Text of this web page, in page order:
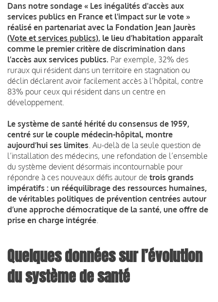
Dans notre sondage « Les inégalités d'accès aux
services publics en France et l'impact sur le vote »
réalisé en partenariat avec la Fondation Jean Jaurès
(Vote et services publics), le lieu d’habitation apparaît
comme le premier critère de discrimination dans
l’accès aux services publics. Par exemple, 32% des
ruraux qui résident dans un territoire en stagnation ou
déclin déclarent avoir facilement accès à l’hôpital, contre
83% pour ceux qui résident dans un centre en
développement.
Le système de santé hérité du consensus de 1959,
centré sur le couple médecin-hôpital, montre
aujourd’hui ses limites . Au-delà de la seule question de
l’installation des médecins, une refondation de l’ensemble
du système devient désormais incontournable pour
répondre à ces nouveaux défis autour de trois grands
impératifs : un rééquilibrage des ressources humaines,
de véritables politiques de prévention centrées autour
d’une approche démocratique de la santé, une offre de
prise en charge intégrée
Quelques données sur l’évolution
du système de santé